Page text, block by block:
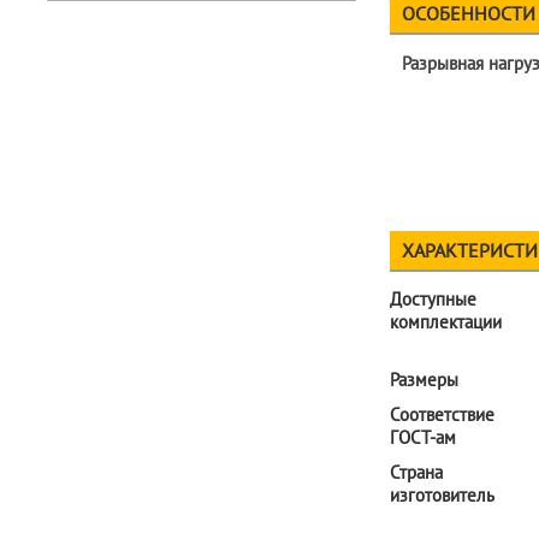
Разрывная
Доступные
комплектации
Размеры
Соответствие
ГОСТ-ам
Страна
изготовитель